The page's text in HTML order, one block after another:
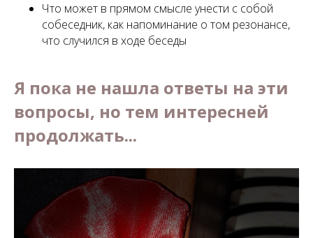
Что может в прямом смысле унести с собой
собеседник, как напоминание о том резонансе,
что случился в ходе беседы
Я пока не нашла ответы на эти
вопросы, но тем интересней
продолжать...